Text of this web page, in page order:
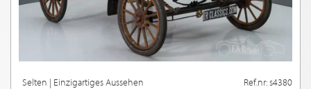
Selten | Einzigartiges Aussehen Ref.nr: s4380